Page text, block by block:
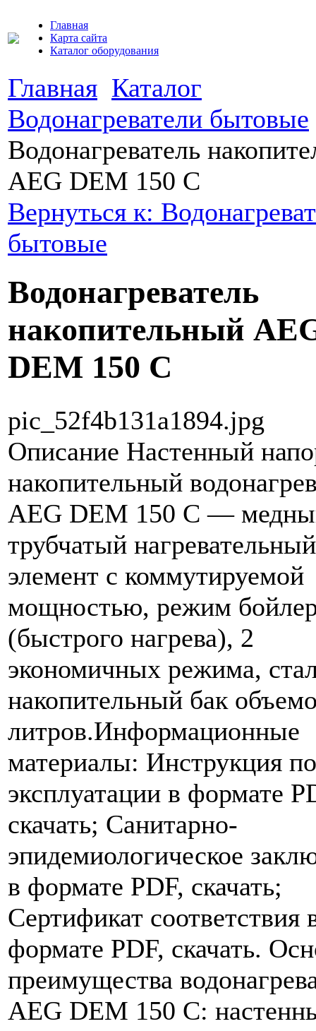
Главная
Карта сайта
Каталог оборудования
Главная Каталог
Водонагреватели бытовые
Водонагреватель
AEG DEM 150 C
Вернуться к:
бытовые
Водонагреватель
накопительный
DEM 150 C
pic_52f4b131a1894.jpg
Описание Настенный
накопительный
AEG DEM 150 C —
трубчатый нагревательный
элемент с коммутируемой
мощностью, режим
(быстрого нагрева), 2
экономичных режима,
накопительный бак
литров.Информационные
материалы: Инструкция по
эксплуатации в формате
скачать; Санитарно-
эпидемиологическое
в формате PDF, скачать;
Сертификат соответствия
формате PDF, скачать.
преимущества
AEG DEM 150 C: